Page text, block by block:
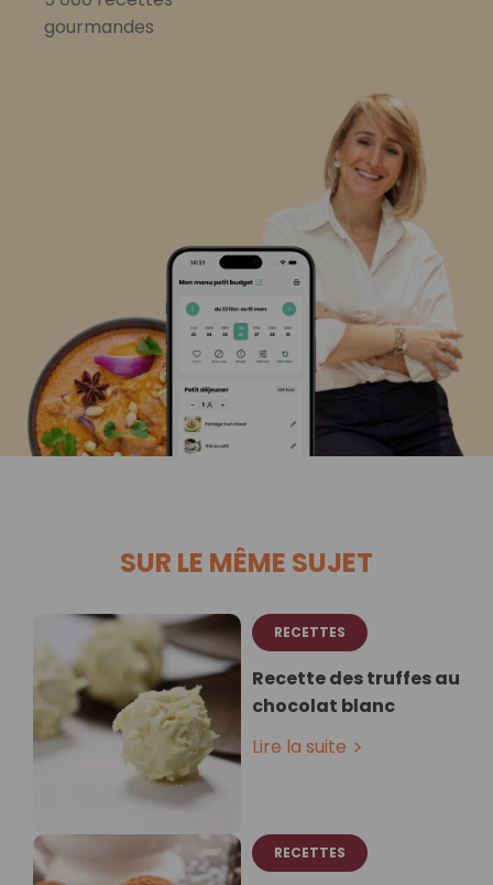
gourmandes
SUR LE MÊME SUJET
RECETTES
Recette des truffes au
chocolat blanc
Lire la suite
RECETTES